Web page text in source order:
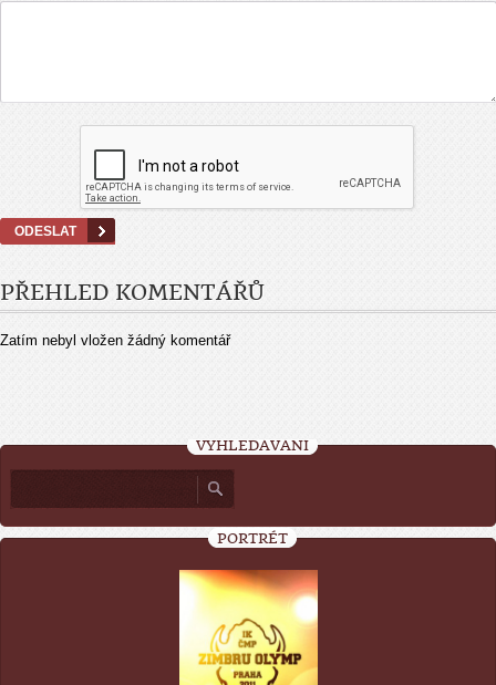
PŘEHLED KOMENTÁŘŮ
Zatím nebyl vložen žádný komentář
VYHLEDÁVÁNÍ
PORTRÉT